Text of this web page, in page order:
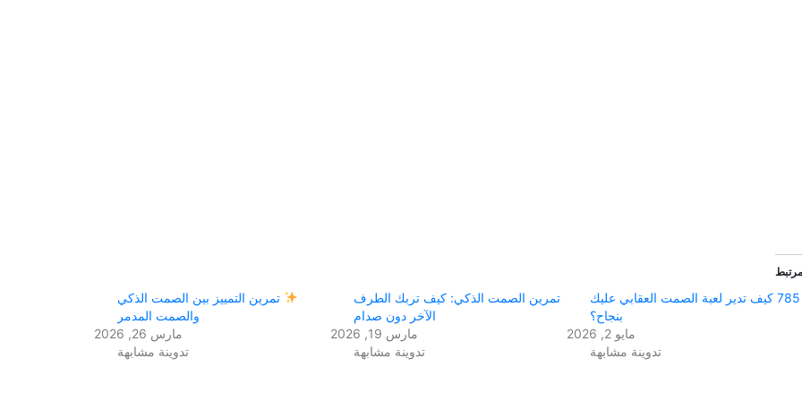
مرتبط
785 كيف تدير لعبة الصمت العقابي عليك
بنجاح؟
مايو 2, 2026
تدوينة مشابهة
تمرين الصمت الذكي: كيف تربك الطرف
الآخر دون صدام
مارس 19, 2026
تدوينة مشابهة
تمرين التمييز بين الصمت الذكي
والصمت المدمر
مارس 26, 2026
تدوينة مشابهة